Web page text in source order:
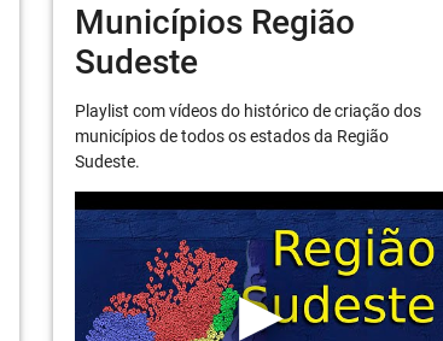
Municípios Região
Sudeste
Playlist com vídeos do histórico de criação dos
municípios de todos os estados da Região
Sudeste.